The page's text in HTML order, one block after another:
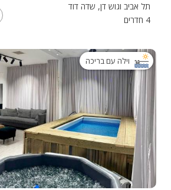
תל אביב וגוש דן, שדה דוד
4 חדרים
וילה עם בריכה